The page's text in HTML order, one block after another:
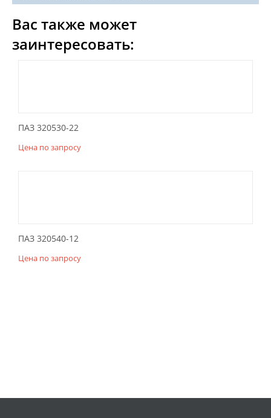
Вас также может
заинтересовать:
ПАЗ 320530-22
Цена по запросу
ПАЗ 320540-12
Цена по запросу